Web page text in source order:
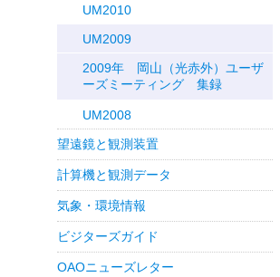
UM2010
UM2009
2009年 岡山（光赤外）ユーザ
ーズミーティング 集録
UM2008
望遠鏡と観測装置
計算機と観測データ
気象・環境情報
ビジターズガイド
OAOニューズレター